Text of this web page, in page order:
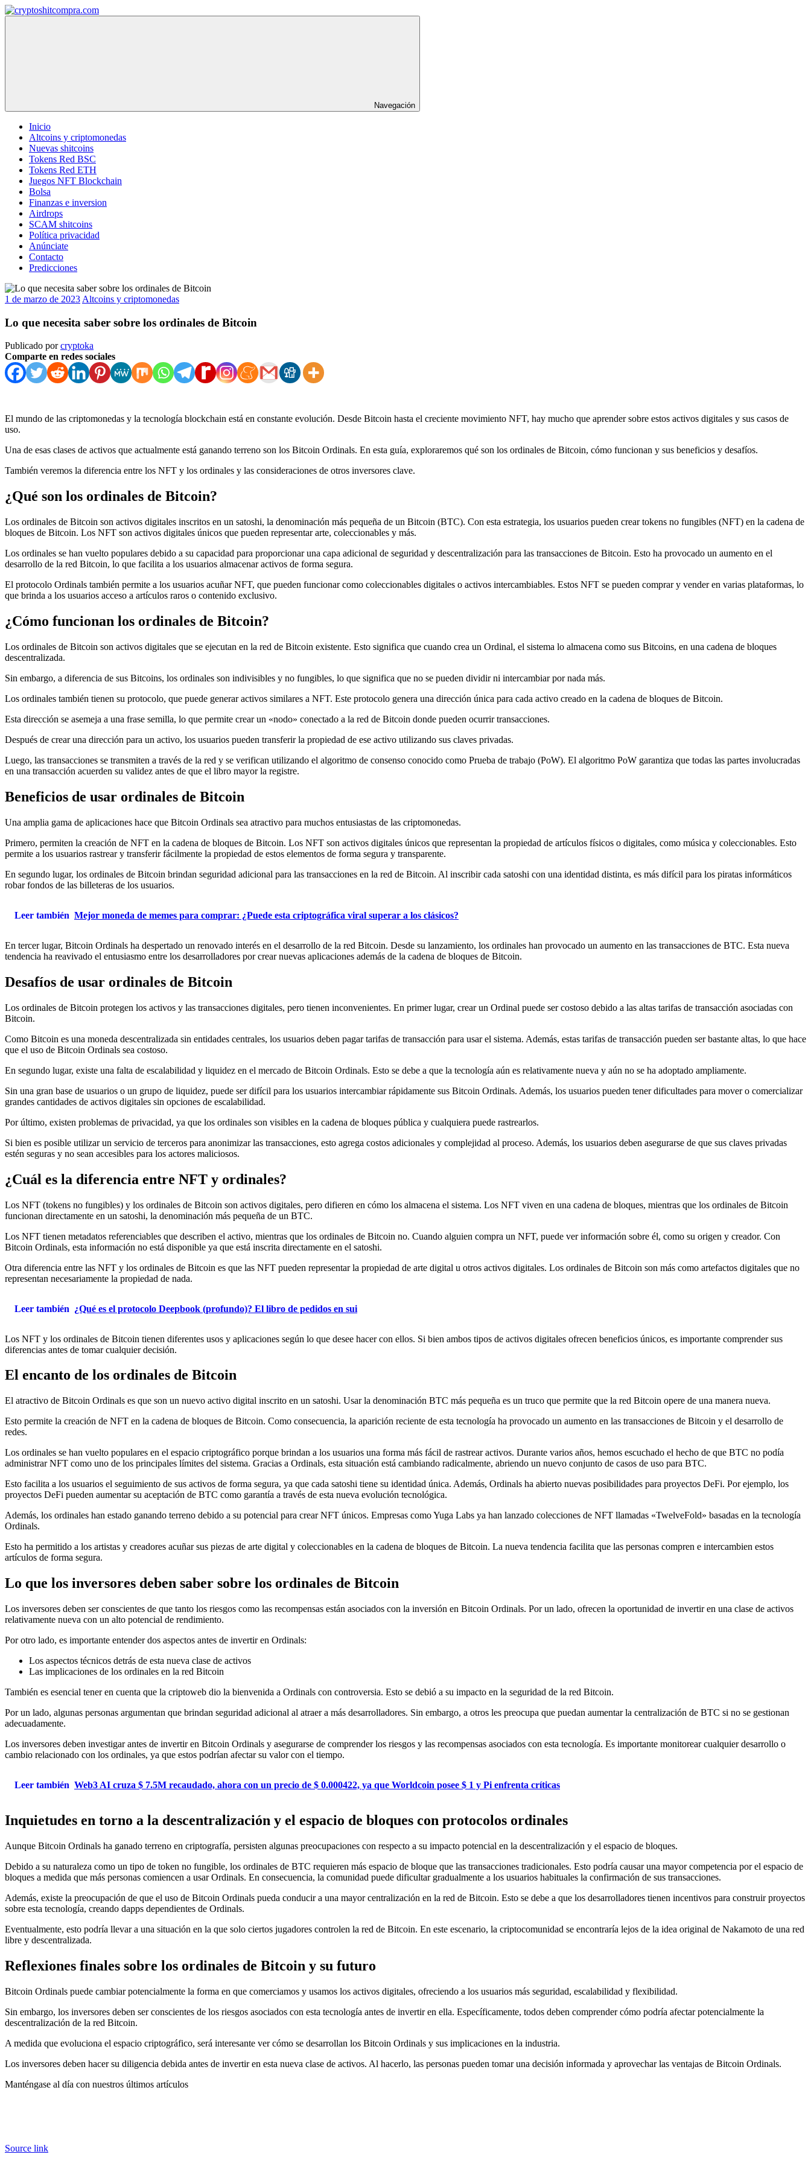
Saltar
al
Navegación
Inicio
Altcoins y criptomonedas
Nuevas shitcoins
Tokens Red BSC
Tokens Red ETH
Juegos NFT Blockchain
Bolsa
Finanzas e inversion
Airdrops
SCAM shitcoins
Política privacidad
Anúnciate
Contacto
Predicciones
1 de marzo de 2023 Altcoins y criptomonedas
Lo que necesita saber sobre los ordinales de Bitcoin
Publicado porcryptoka
Comparte en redes sociales
El mundo de las criptomonedas y la tecnología blockchain está en constante evolución. Desde Bitcoin hasta el creciente movimiento NFT, hay mucho que aprender sobre estos activos digitales y sus casos de
uso.
Una de esas clases de activos que actualmente está ganando terreno son los Bitcoin Ordinals. En esta guía, exploraremos qué son los ordinales de Bitcoin, cómo funcionan y sus beneficios y desafíos.
También veremos la diferencia entre los NFT y los ordinales y las consideraciones de otros inversores clave.
¿Qué son los ordinales de Bitcoin?
Los ordinales de Bitcoin son activos digitales inscritos en un satoshi, la denominación más pequeña de un Bitcoin (BTC). Con esta estrategia, los usuarios pueden crear tokens no fungibles (NFT) en la cadena de
bloques de Bitcoin. Los NFT son activos digitales únicos que pueden representar arte, coleccionables y más.
Los ordinales se han vuelto populares debido a su capacidad para proporcionar una capa adicional de seguridad y descentralización para las transacciones de Bitcoin. Esto ha provocado un aumento en el
desarrollo de la red Bitcoin, lo que facilita a los usuarios almacenar activos de forma segura.
El protocolo Ordinals también permite a los usuarios acuñar NFT, que pueden funcionar como coleccionables digitales o activos intercambiables. Estos NFT se pueden comprar y vender en varias plataformas, lo
que brinda a los usuarios acceso a artículos raros o contenido exclusivo.
¿Cómo funcionan los ordinales de Bitcoin?
Los ordinales de Bitcoin son activos digitales que se ejecutan en la red de Bitcoin existente. Esto significa que cuando crea un Ordinal, el sistema lo almacena como sus Bitcoins, en una cadena de bloques
descentralizada.
Sin embargo, a diferencia de sus Bitcoins, los ordinales son indivisibles y no fungibles, lo que significa que no se pueden dividir ni intercambiar por nada más.
Los ordinales también tienen su protocolo, que puede generar activos similares a NFT. Este protocolo genera una dirección única para cada activo creado en la cadena de bloques de Bitcoin.
Esta dirección se asemeja a una frase semilla, lo que permite crear un «nodo» conectado a la red de Bitcoin donde pueden ocurrir transacciones.
Después de crear una dirección para un activo, los usuarios pueden transferir la propiedad de ese activo utilizando sus claves privadas.
Luego, las transacciones se transmiten a través de la red y se verifican utilizando el algoritmo de consenso conocido como Prueba de trabajo (PoW). El algoritmo PoW garantiza que todas las partes involucradas
en una transacción acuerden su validez antes de que el libro mayor la registre.
Beneficios de usar ordinales de Bitcoin
Una amplia gama de aplicaciones hace que Bitcoin Ordinals sea atractivo para muchos entusiastas de las criptomonedas.
Primero, permiten la creación de NFT en la cadena de bloques de Bitcoin. Los NFT son activos digitales únicos que representan la propiedad de artículos físicos o digitales, como música y coleccionables. Esto
permite a los usuarios rastrear y transferir fácilmente la propiedad de estos elementos de forma segura y transparente.
En segundo lugar, los ordinales de Bitcoin brindan seguridad adicional para las transacciones en la red de Bitcoin. Al inscribir cada satoshi con una identidad distinta, es más difícil para los piratas informáticos
robar fondos de las billeteras de los usuarios.
Leer también Mejor moneda de memes para comprar: ¿Puede esta criptográfica viral superar a los clásicos?
En tercer lugar, Bitcoin Ordinals ha despertado un renovado interés en el desarrollo de la red Bitcoin. Desde su lanzamiento, los ordinales han provocado un aumento en las transacciones de BTC. Esta nueva
tendencia ha reavivado el entusiasmo entre los desarrolladores por crear nuevas aplicaciones además de la cadena de bloques de Bitcoin.
Desafíos de usar ordinales de Bitcoin
Los ordinales de Bitcoin protegen los activos y las transacciones digitales, pero tienen inconvenientes. En primer lugar, crear un Ordinal puede ser costoso debido a las altas tarifas de transacción asociadas con
Bitcoin.
Como Bitcoin es una moneda descentralizada sin entidades centrales, los usuarios deben pagar tarifas de transacción para usar el sistema. Además, estas tarifas de transacción pueden ser bastante altas, lo que hace
que el uso de Bitcoin Ordinals sea costoso.
En segundo lugar, existe una falta de escalabilidad y liquidez en el mercado de Bitcoin Ordinals. Esto se debe a que la tecnología aún es relativamente nueva y aún no se ha adoptado ampliamente.
Sin una gran base de usuarios o un grupo de liquidez, puede ser difícil para los usuarios intercambiar rápidamente sus Bitcoin Ordinals. Además, los usuarios pueden tener dificultades para mover o comercializar
grandes cantidades de activos digitales sin opciones de escalabilidad.
Por último, existen problemas de privacidad, ya que los ordinales son visibles en la cadena de bloques pública y cualquiera puede rastrearlos.
Si bien es posible utilizar un servicio de terceros para anonimizar las transacciones, esto agrega costos adicionales y complejidad al proceso. Además, los usuarios deben asegurarse de que sus claves privadas
estén seguras y no sean accesibles para los actores maliciosos.
¿Cuál es la diferencia entre NFT y ordinales?
Los NFT (tokens no fungibles) y los ordinales de Bitcoin son activos digitales, pero difieren en cómo los almacena el sistema. Los NFT viven en una cadena de bloques, mientras que los ordinales de Bitcoin
funcionan directamente en un satoshi, la denominación más pequeña de un BTC.
Los NFT tienen metadatos referenciables que describen el activo, mientras que los ordinales de Bitcoin no. Cuando alguien compra un NFT, puede ver información sobre él, como su origen y creador. Con
Bitcoin Ordinals, esta información no está disponible ya que está inscrita directamente en el satoshi.
Otra diferencia entre las NFT y los ordinales de Bitcoin es que las NFT pueden representar la propiedad de arte digital u otros activos digitales. Los ordinales de Bitcoin son más como artefactos digitales que no
representan necesariamente la propiedad de nada.
Leer también ¿Qué es el protocolo Deepbook (profundo)? El libro de pedidos en sui
Los NFT y los ordinales de Bitcoin tienen diferentes usos y aplicaciones según lo que desee hacer con ellos. Si bien ambos tipos de activos digitales ofrecen beneficios únicos, es importante comprender sus
diferencias antes de tomar cualquier decisión.
El encanto de los ordinales de Bitcoin
El atractivo de Bitcoin Ordinals es que son un nuevo activo digital inscrito en un satoshi. Usar la denominación BTC más pequeña es un truco que permite que la red Bitcoin opere de una manera nueva.
Esto permite la creación de NFT en la cadena de bloques de Bitcoin. Como consecuencia, la aparición reciente de esta tecnología ha provocado un aumento en las transacciones de Bitcoin y el desarrollo de
redes.
Los ordinales se han vuelto populares en el espacio criptográfico porque brindan a los usuarios una forma más fácil de rastrear activos. Durante varios años, hemos escuchado el hecho de que BTC no podía
administrar NFT como uno de los principales límites del sistema. Gracias a Ordinals, esta situación está cambiando radicalmente, abriendo un nuevo conjunto de casos de uso para BTC.
Esto facilita a los usuarios el seguimiento de sus activos de forma segura, ya que cada satoshi tiene su identidad única. Además, Ordinals ha abierto nuevas posibilidades para proyectos DeFi. Por ejemplo, los
proyectos DeFi pueden aumentar su aceptación de BTC como garantía a través de esta nueva evolución tecnológica.
Además, los ordinales han estado ganando terreno debido a su potencial para crear NFT únicos. Empresas como Yuga Labs ya han lanzado colecciones de NFT llamadas «TwelveFold» basadas en la tecnología
Ordinals.
Esto ha permitido a los artistas y creadores acuñar sus piezas de arte digital y coleccionables en la cadena de bloques de Bitcoin. La nueva tendencia facilita que las personas compren e intercambien estos
artículos de forma segura.
Lo que los inversores deben saber sobre los ordinales de Bitcoin
Los inversores deben ser conscientes de que tanto los riesgos como las recompensas están asociados con la inversión en Bitcoin Ordinals. Por un lado, ofrecen la oportunidad de invertir en una clase de activos
relativamente nueva con un alto potencial de rendimiento.
Por otro lado, es importante entender dos aspectos antes de invertir en Ordinals:
Los aspectos técnicos detrás de esta nueva clase de activos
Las implicaciones de los ordinales en la red Bitcoin
También es esencial tener en cuenta que la criptoweb dio la bienvenida a Ordinals con controversia. Esto se debió a su impacto en la seguridad de la red Bitcoin.
Por un lado, algunas personas argumentan que brindan seguridad adicional al atraer a más desarrolladores. Sin embargo, a otros les preocupa que puedan aumentar la centralización de BTC si no se gestionan
adecuadamente.
Los inversores deben investigar antes de invertir en Bitcoin Ordinals y asegurarse de comprender los riesgos y las recompensas asociados con esta tecnología. Es importante monitorear cualquier desarrollo o
cambio relacionado con los ordinales, ya que estos podrían afectar su valor con el tiempo.
Leer también Web3 AI cruza $ 7.5M recaudado, ahora con un precio de $ 0.000422, ya que Worldcoin posee $ 1 y Pi enfrenta críticas
Inquietudes en torno a la descentralización y el espacio de bloques con protocolos ordinales
Aunque Bitcoin Ordinals ha ganado terreno en criptografía, persisten algunas preocupaciones con respecto a su impacto potencial en la descentralización y el espacio de bloques.
Debido a su naturaleza como un tipo de token no fungible, los ordinales de BTC requieren más espacio de bloque que las transacciones tradicionales. Esto podría causar una mayor competencia por el espacio de
bloques a medida que más personas comiencen a usar Ordinals. En consecuencia, la comunidad puede dificultar gradualmente a los usuarios habituales la confirmación de sus transacciones.
Además, existe la preocupación de que el uso de Bitcoin Ordinals pueda conducir a una mayor centralización en la red de Bitcoin. Esto se debe a que los desarrolladores tienen incentivos para construir proyectos
sobre esta tecnología, creando dapps dependientes de Ordinals.
Eventualmente, esto podría llevar a una situación en la que solo ciertos jugadores controlen la red de Bitcoin. En este escenario, la criptocomunidad se encontraría lejos de la idea original de Nakamoto de una red
libre y descentralizada.
Reflexiones finales sobre los ordinales de Bitcoin y su futuro
Bitcoin Ordinals puede cambiar potencialmente la forma en que comerciamos y usamos los activos digitales, ofreciendo a los usuarios más seguridad, escalabilidad y flexibilidad.
Sin embargo, los inversores deben ser conscientes de los riesgos asociados con esta tecnología antes de invertir en ella. Específicamente, todos deben comprender cómo podría afectar potencialmente la
descentralización de la red Bitcoin.
A medida que evoluciona el espacio criptográfico, será interesante ver cómo se desarrollan los Bitcoin Ordinals y sus implicaciones en la industria.
Los inversores deben hacer su diligencia debida antes de invertir en esta nueva clase de activos. Al hacerlo, las personas pueden tomar una decisión informada y aprovechar las ventajas de Bitcoin Ordinals.
Manténgase al día con nuestros últimos artículos
Source link